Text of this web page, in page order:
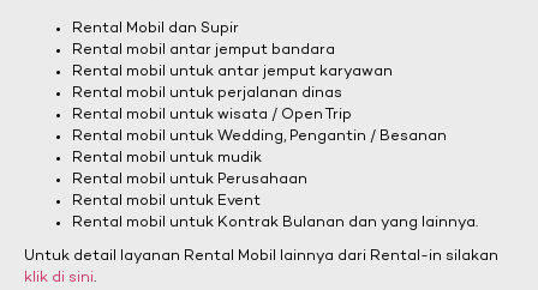
Rental Mobil dan Supir
Rental mobil antar jemput bandara
Rental mobil untuk antar jemput karyawan
Rental mobil untuk perjalanan dinas
Rental mobil untuk wisata / Open Trip
Rental mobil untuk Wedding, Pengantin / Besanan
Rental mobil untuk mudik
Rental mobil untuk Perusahaan
Rental mobil untuk Event
Rental mobil untuk Kontrak Bulanan dan yang lainnya.
Untuk detail layanan Rental Mobil lainnya dari Rental-in silakan
klik di sini.